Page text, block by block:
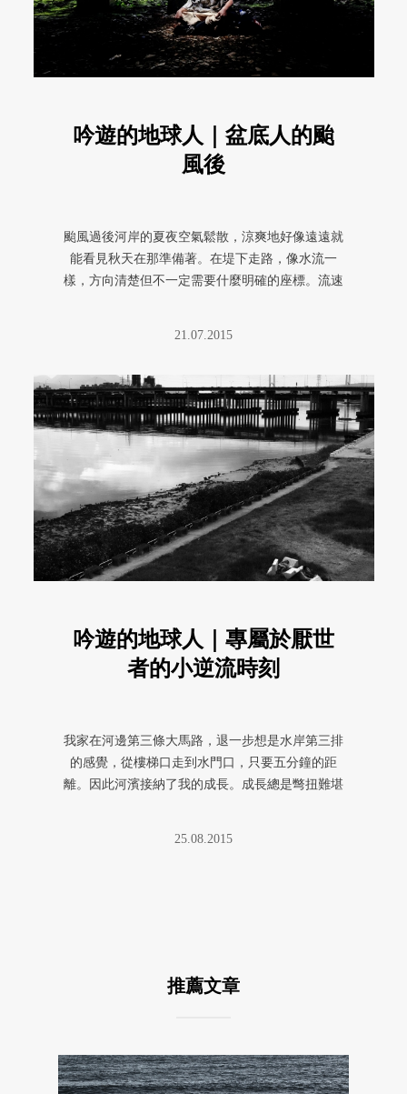
吟遊的地球人｜盆底人的颱
風後
颱風過後河岸的夏夜空氣鬆散，涼爽地好像遠遠就
能看見秋天在那準備著。在堤下走路，像水流一
樣，方向清楚但不一定需要什麼明確的座標。流速
21.07.2015
吟遊的地球人｜專屬於厭世
者的小逆流時刻
我家在河邊第三條大馬路，退一步想是水岸第三排
的感覺，從樓梯口走到水門口，只要五分鐘的距
離。因此河濱接納了我的成長。成長總是彆扭難堪
25.08.2015
推薦文章